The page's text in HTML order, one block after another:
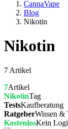
CannaVape
Blog
Nikotin
Nikotin
7 Artikel
7Artikel
NikotinTag
TestsKaufberatung
RatgeberWissen &
KostenlosKein